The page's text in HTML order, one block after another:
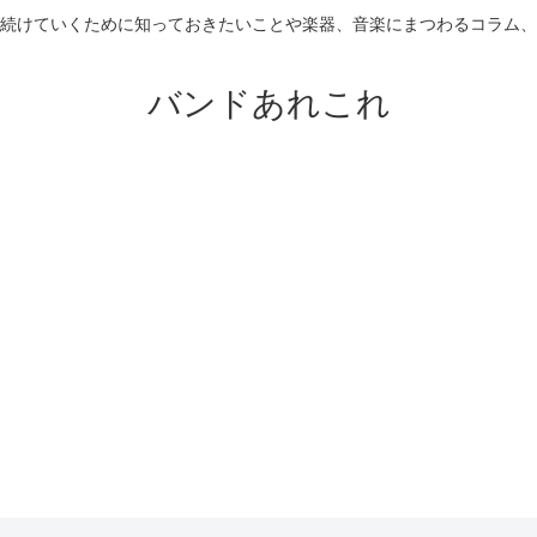
けていくために知っておきたいことや楽器、音楽にまつわるコラム
バンドあれこれ